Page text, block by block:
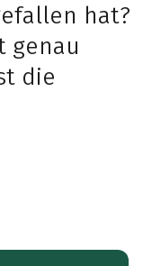
hat?
genau
die